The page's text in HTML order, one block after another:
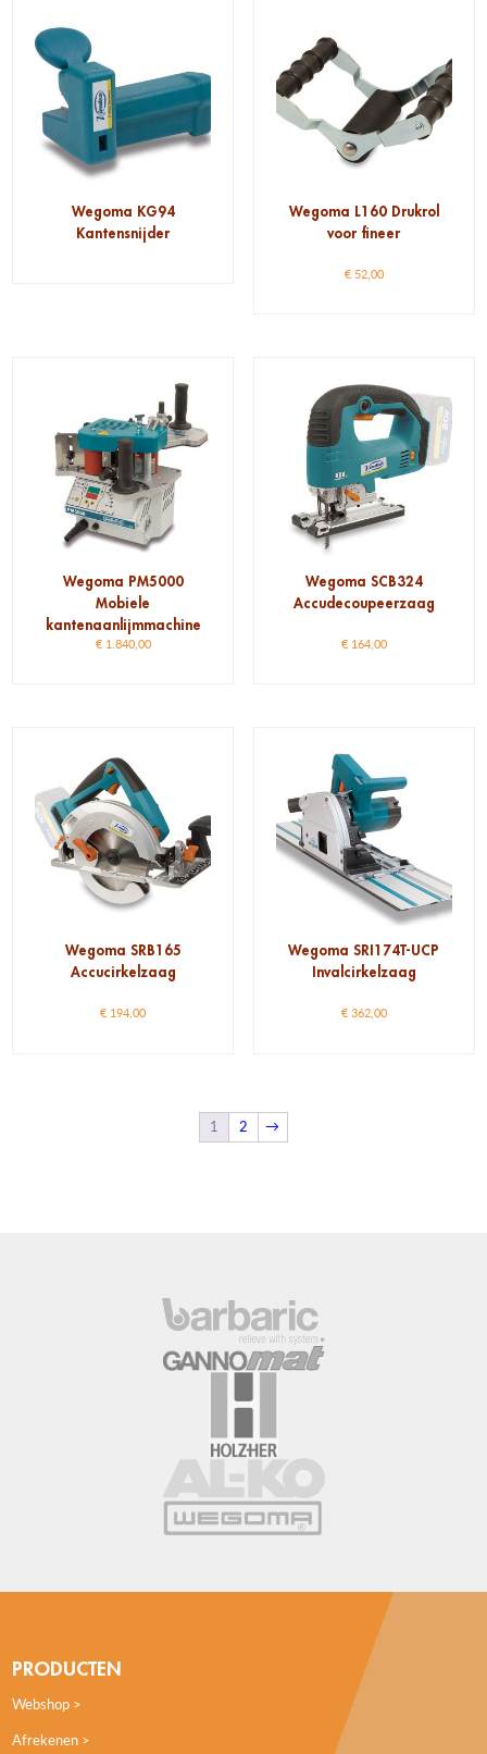
Wegoma KG94
Kantensnijder
Wegoma L160 Drukrol
voor fineer
€52,00
Wegoma PM5000
Mobiele
kantenaanlijmmachine
€1.840,00
Wegoma SCB324
Accudecoupeerzaag
€164,00
Wegoma SRB165
Accucirkelzaag
€ 194,00
Wegoma SRI174T-UCP
Invalcirkelzaag
€362,00
1 2 →
PRODUCTEN
Webshop
Afrekenen